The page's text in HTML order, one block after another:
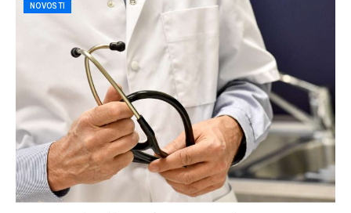
NOVOSTI